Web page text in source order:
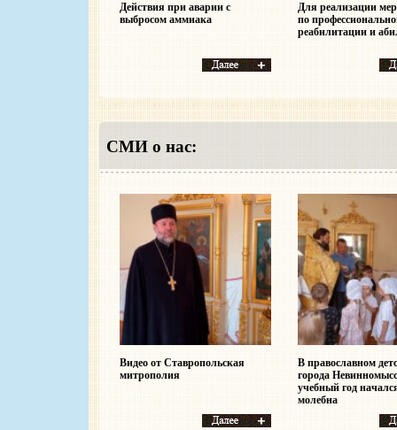
Действия при аварии с
выбросом аммиака
Для реализации
по
реабилитации и
СМИ о нас:
Видео от Ставропольская
митрополия
В православном
города
учебный год
молебна